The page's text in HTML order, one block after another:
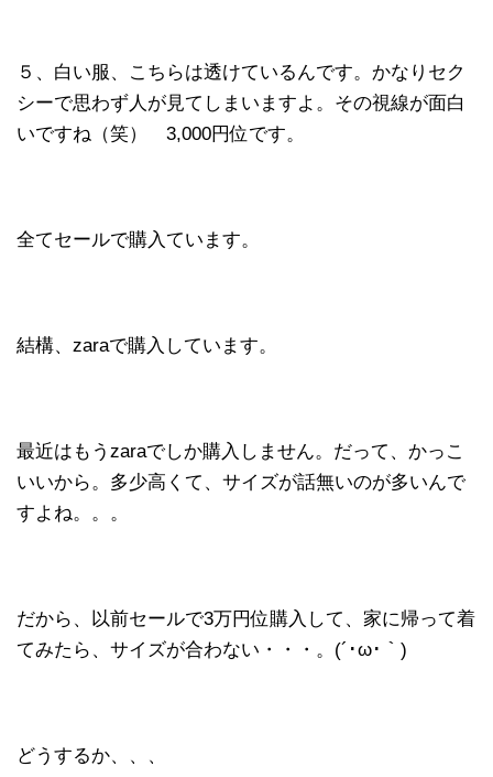
５、白い服、こちらは透けているんです。かなりセク
シーで思わず人が見てしまいますよ。その視線が面白
いですね（笑） 3,000円位です。
全てセールで購入ています。
結構、zaraで購入しています。
最近はもうzaraでしか購入しません。だって、かっこ
いいから。多少高くて、サイズが話無いのが多いんで
すよね。。。
だから、以前セールで3万円位購入して、家に帰って着
てみたら、サイズが合わない・・・。(´･ω･｀)
どうするか、、、